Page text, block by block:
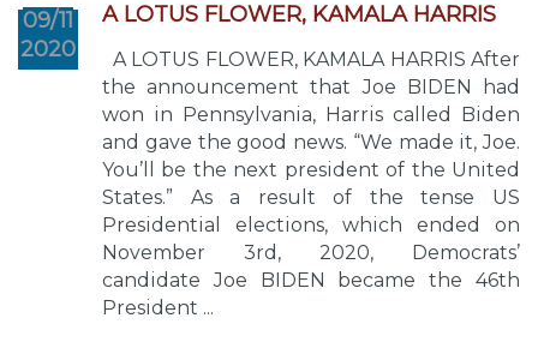
09/11
2020
A LOTUS FLOWER, KAMALA HARRIS
A LOTUS FLOWER, KAMALA HARRIS After
the announcement that Joe BIDEN had
won in Pennsylvania, Harris called Biden
and gave the good news. “We made it, Joe.
You’ll be the next president of the United
States.” As a result of the tense US
Presidential elections, which ended on
November 3rd, 2020, Democrats’
candidate Joe BIDEN became the 46th
President ...